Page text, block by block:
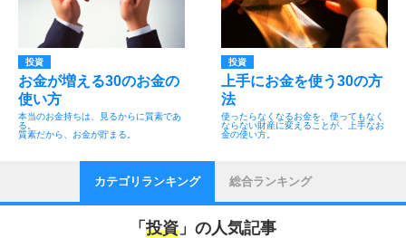
投資
お金が増える30のお金の
使い方
本当のお金持ちは、見るからに質素であ
る。
質素だから、お金が貯まる。
投資
上手にお金を使う30の方
法
使ったらなくなるお金を、使ってもなく
ならない財産に変えることが、上手なお
金の使い方。
カテゴリランキング 総合ランキング
「投資 」の人気記事